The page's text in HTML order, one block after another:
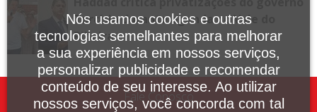
Tarcísio durante agenda no Vale do
Ribeira
Fale Conosco
Nós usamos cookies e outras
tecnologias semelhantes para melhorar
a sua experiência em nossos serviços,
personalizar publicidade e recomendar
conteúdo de seu interesse. Ao utilizar
nossos serviços, você concorda com tal